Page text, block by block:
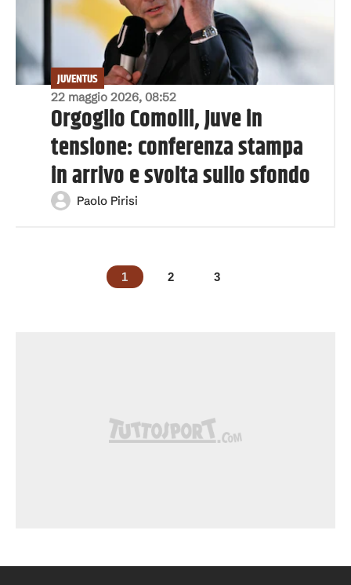
22 maggio 2026, 08:52
JUVENTUS
Orgoglio Comolli, Juve in
tensione: conferenza stampa
in arrivo e svolta sullo sfondo
Paolo Pirisi
1 2 3